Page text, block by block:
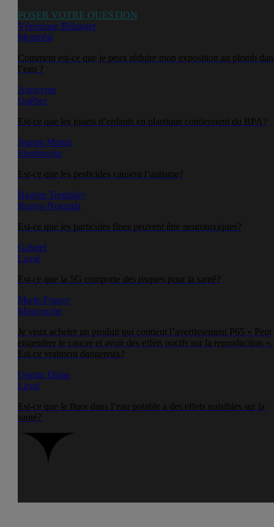
POSER VOTRE QUESTION
Véronique Bélanger
Montréal
Comment est-ce que je peux réduire mon exposition au plomb
l’eau ?
Anonyme
Québec
Est-ce que les jouets d’enfants en plastique contiennent du BPA?
Jeanne Martin
Sherbrooke
Est-ce que les pesticides causent l’autisme?
Bastien Tremblay
Rouyn-Noranda
Est-ce que les particules fines peuvent être neurotoxiques?
Gabriel
Laval
Est-ce que la 5G comporte des risques pour la santé?
Marie-France
Mascouche
Je veux acheter un produit qui contient l’avertissement P65 « Peut
engendrer le cancer et avoir des effets nocifs sur la reproduction ».
Est-ce vraiment dangereux?
Oumar Diapa
Laval
Est-ce que le fluor dans l’eau potable a des effets nuisibles sur la
santé?